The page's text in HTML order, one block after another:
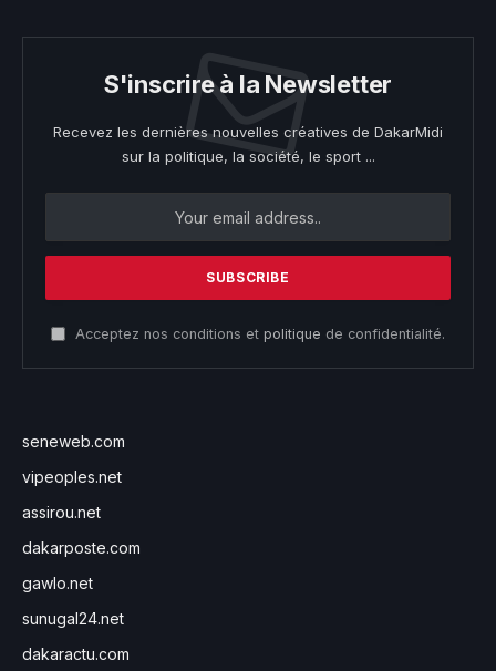
S'inscrire à la Newsletter
Recevez les dernières nouvelles créatives de DakarMidi
sur la politique, la société, le sport ...
Acceptez nos conditions et politique de confidentialité.
seneweb.com
vipeoples.net
assirou.net
dakarposte.com
gawlo.net
sunugal24.net
dakaractu.com